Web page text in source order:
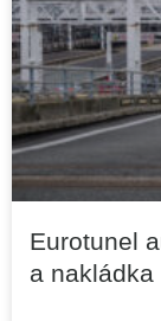
Eurotunel
a nakládka